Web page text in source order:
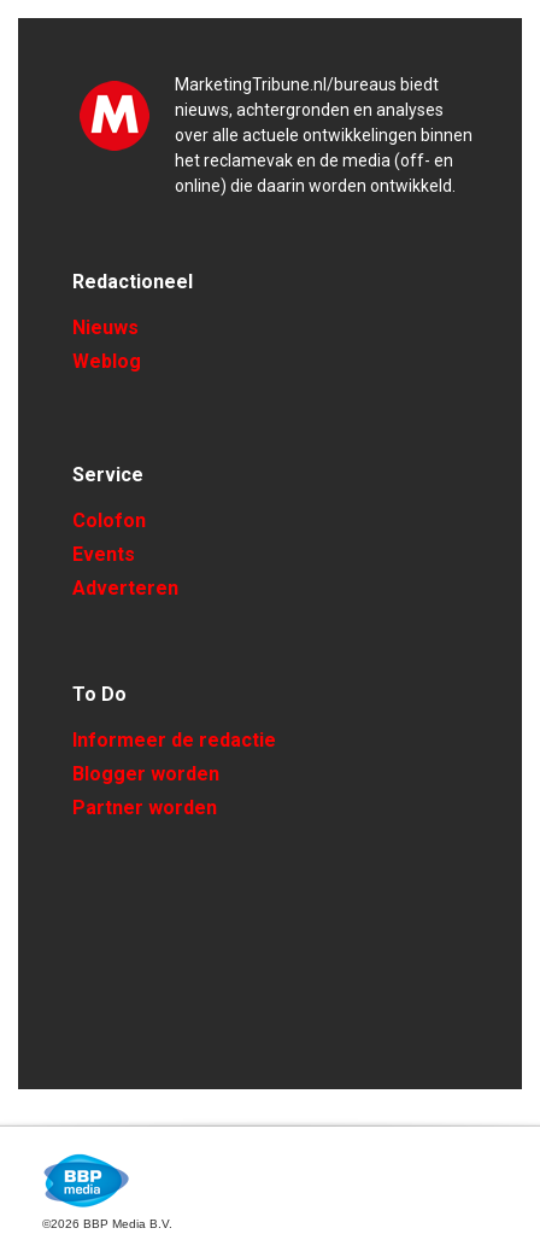
MarketingTribune.nl/bureaus biedt
nieuws, achtergronden en analyses
over alle actuele ontwikkelingen binnen
het reclamevak en de media (off- en
online) die daarin worden ontwikkeld.
Redactioneel
Nieuws
Weblog
Service
Colofon
Events
Adverteren
To Do
Informeer de redactie
Blogger worden
Partner worden
©2026 BBP Media B.V.